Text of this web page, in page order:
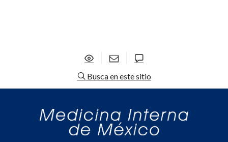
Busca en este sitio